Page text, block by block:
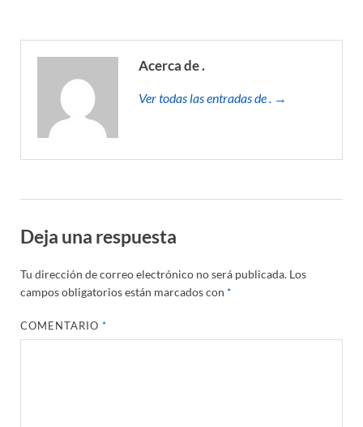
Acerca de .
Ver todas las entradas de . →
Deja una respuesta
Tu dirección de correo electrónico no será publicada. Los
campos obligatorios están marcados con *
COMENTARIO*